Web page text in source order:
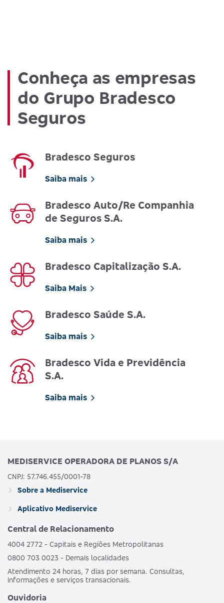
Conheça as empresas
do Grupo Bradesco
Seguros
Bradesco Seguros
Saiba mais
Bradesco Auto/Re Companhia
de Seguros S.A.
Saiba mais
Bradesco Capitalização S.A.
Saiba Mais
Bradesco Saúde S.A.
Saiba mais
Bradesco Vida e Previdência
S.A.
Saiba mais
MEDISERVICE OPERADORA DE PLANOS S/A
CNPJ: 57.746.455/0001-78
Sobre a Mediservice
Aplicativo Mediservice
Central de Relacionamento
4004 2772 - Capitais e Regiões Metropolitanas
0800 703 0023 - Demais localidades
Atendimento 24 horas, 7 dias por semana. Consultas,
informações e serviços transacionais.
Ouvidoria